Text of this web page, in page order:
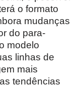
o formato
mudanças
do para-
modelo
linhas de
mais
tendências